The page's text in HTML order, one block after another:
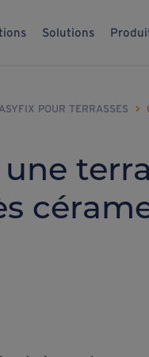
Solutions
POUR TERRASSES >